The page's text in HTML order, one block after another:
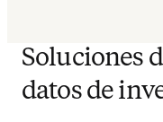
Soluciones
datos de